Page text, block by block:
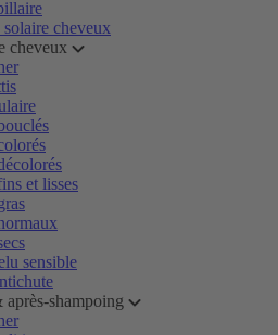
cheveux
cheveux
et lisses
sensible
shampoing